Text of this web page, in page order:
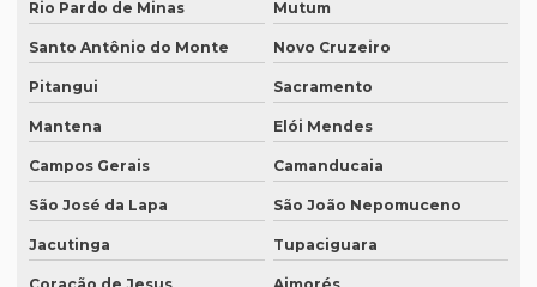
Empresas de transcrição de áudio para -texto
Equipamento para tradução simultanea
Equipamento de tradução simultânea portátil
Equipamento tradução simultanea preço
Equipamentos para interpretação simultânea
Equipamentos necessários para tradução simultânea
Equipamentos de tradução simultânea sp
Rio Pardo de Minas Mutum
Santo Antônio do Monte Novo Cruzeiro
Pitangui Sacramento
Mantena Elói Mendes
Campos Gerais Camanducaia
São José da Lapa São João Nepomuceno
Jacutinga Tupaciguara